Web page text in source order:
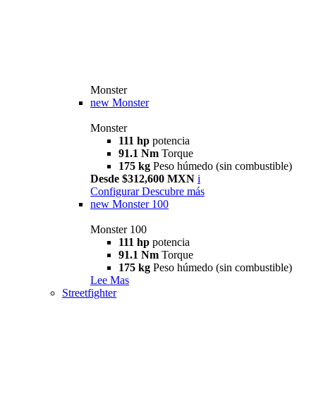
Monster
new Monster
Monster
111 hp potencia
91.1 Nm Torque
175 kg Peso húmedo (sin combustible)
Desde $312,600 MXN i
Configurar Descubre más
new Monster 100
Monster 100
111 hp potencia
91.1 Nm Torque
175 kg Peso húmedo (sin combustible)
Lee Mas
Streetfighter